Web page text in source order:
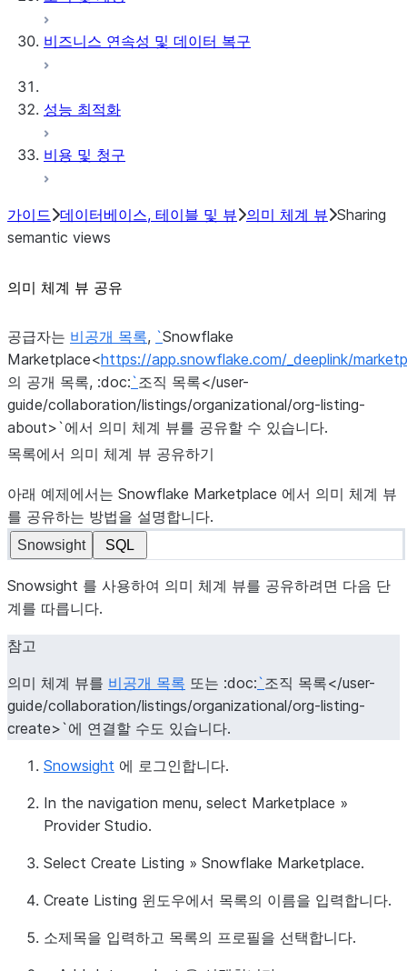
비즈니스 연속성 및 데이터 복구
성능 최적화
비용 및 청구
가이드 데이터베이스, 테이블 및 뷰 의미 체계 뷰 Sharing
semantic views
의미 체계 뷰 공유
공급자는 비공개 목록, `Snowflake
Marketplace<https://app.snowflake.com/_deeplink/
의 공개 목록, :doc:`조직 목록</user-
guide/collaboration/listings/organizational/org-listing-
about>`에서 의미 체계 뷰를 공유할 수 있습니다.
목록에서 의미 체계 뷰 공유하기
아래 예제에서는 Snowflake Marketplace 에서 의미 체계 뷰
를 공유하는 방법을 설명합니다.
Snowsight SQL
Snowsight 를 사용하여 의미 체계 뷰를 공유하려면 다음 단
계를 따릅니다.
참고
의미 체계 뷰를 비공개 목록 또는 :doc:`조직 목록</user-
guide/collaboration/listings/organizational/org-listing-
create>`에 연결할 수도 있습니다.
Snowsight 에 로그인합니다.
In the navigation menu, select Marketplace »
Provider Studio.
Select Create Listing » Snowflake Marketplace.
Create Listing 윈도우에서 목록의 이름을 입력합니다.
소제목을 입력하고 목록의 프로필을 선택합니다.